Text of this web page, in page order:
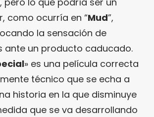
como ocurría en “Mud”,
la sensación de
ante un producto caducado.
» es una película correcta
técnico que se echa a
historia en la que disminuye
que se va desarrollando